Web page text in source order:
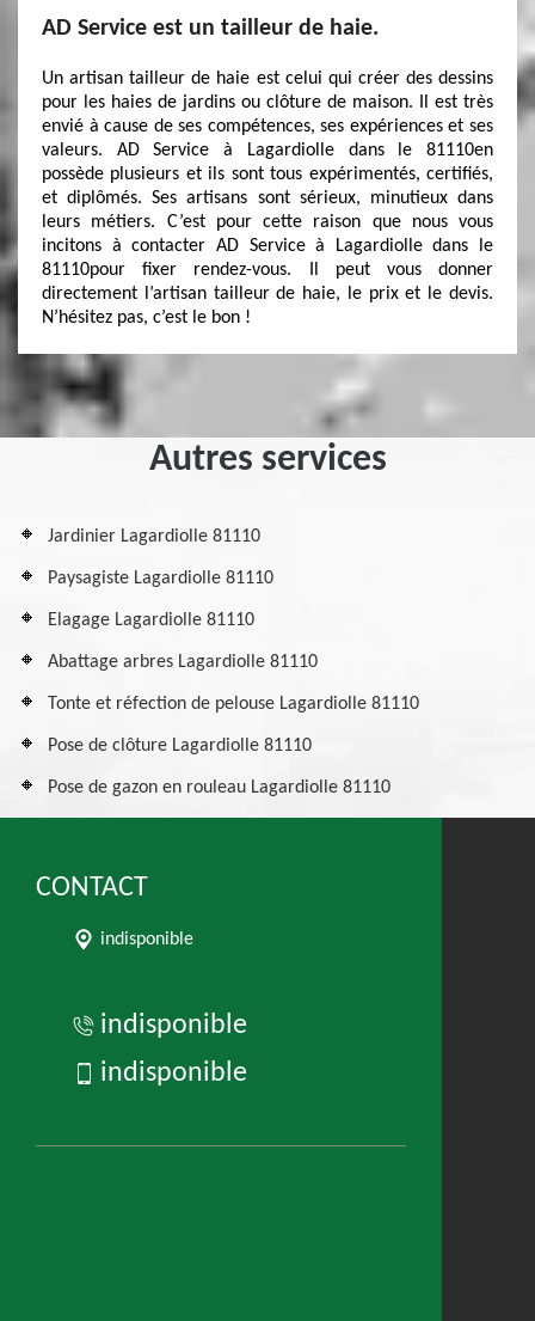
AD Service est un tailleur de haie.
Un artisan tailleur de haie est celui qui créer des dessins
pour les haies de jardins ou clôture de maison. Il est très
envié à cause de ses compétences, ses expériences et ses
valeurs. AD Service à Lagardiolle dans le 81110en
possède plusieurs et ils sont tous expérimentés, certifiés,
et diplômés. Ses artisans sont sérieux, minutieux dans
leurs métiers. C’est pour cette raison que nous vous
incitons à contacter AD Service à Lagardiolle dans le
81110pour fixer rendez-vous. Il peut vous donner
directement l’artisan tailleur de haie, le prix et le devis.
N’hésitez pas, c’est le bon !
Autres services
Jardinier Lagardiolle 81110
Paysagiste Lagardiolle 81110
Elagage Lagardiolle 81110
Abattage arbres Lagardiolle 81110
Tonte et réfection de pelouse Lagardiolle 81110
Pose de clôture Lagardiolle 81110
Pose de gazon en rouleau Lagardiolle 81110
CONTACT
indisponible
indisponible
indisponible